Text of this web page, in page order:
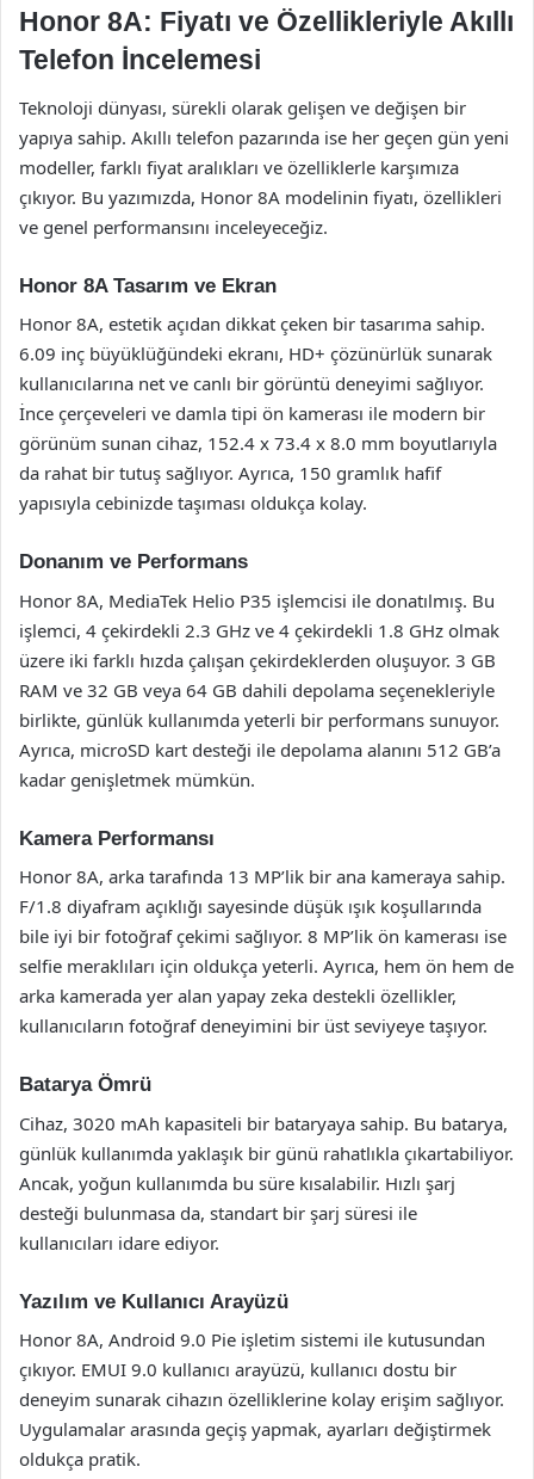
Honor 8A: Fiyatı ve Özellikleriyle Akıllı
Telefon İncelemesi
Teknoloji dünyası, sürekli olarak gelişen ve değişen bir
yapıya sahip. Akıllı telefon pazarında ise her geçen gün yeni
modeller, farklı fiyat aralıkları ve özelliklerle karşımıza
çıkıyor. Bu yazımızda, Honor 8A modelinin fiyatı, özellikleri
ve genel performansını inceleyeceğiz.
Honor 8A Tasarım ve Ekran
Honor 8A, estetik açıdan dikkat çeken bir tasarıma sahip.
6.09 inç büyüklüğündeki ekranı, HD+ çözünürlük sunarak
kullanıcılarına net ve canlı bir görüntü deneyimi sağlıyor.
İnce çerçeveleri ve damla tipi ön kamerası ile modern bir
görünüm sunan cihaz, 152.4 x 73.4 x 8.0 mm boyutlarıyla
da rahat bir tutuş sağlıyor. Ayrıca, 150 gramlık hafif
yapısıyla cebinizde taşıması oldukça kolay.
Donanım ve Performans
Honor 8A, MediaTek Helio P35 işlemcisi ile donatılmış. Bu
işlemci, 4 çekirdekli 2.3 GHz ve 4 çekirdekli 1.8 GHz olmak
üzere iki farklı hızda çalışan çekirdeklerden oluşuyor. 3 GB
RAM ve 32 GB veya 64 GB dahili depolama seçenekleriyle
birlikte, günlük kullanımda yeterli bir performans sunuyor.
Ayrıca, microSD kart desteği ile depolama alanını 512 GB’a
kadar genişletmek mümkün.
Kamera Performansı
Honor 8A, arka tarafında 13 MP’lik bir ana kameraya sahip.
F/1.8 diyafram açıklığı sayesinde düşük ışık koşullarında
bile iyi bir fotoğraf çekimi sağlıyor. 8 MP’lik ön kamerası ise
selfie meraklıları için oldukça yeterli. Ayrıca, hem ön hem de
arka kamerada yer alan yapay zeka destekli özellikler,
kullanıcıların fotoğraf deneyimini bir üst seviyeye taşıyor.
Batarya Ömrü
Cihaz, 3020 mAh kapasiteli bir bataryaya sahip. Bu batarya,
günlük kullanımda yaklaşık bir günü rahatlıkla çıkartabiliyor.
Ancak, yoğun kullanımda bu süre kısalabilir. Hızlı şarj
desteği bulunmasa da, standart bir şarj süresi ile
kullanıcıları idare ediyor.
Yazılım ve Kullanıcı Arayüzü
Honor 8A, Android 9.0 Pie işletim sistemi ile kutusundan
çıkıyor. EMUI 9.0 kullanıcı arayüzü, kullanıcı dostu bir
deneyim sunarak cihazın özelliklerine kolay erişim sağlıyor.
Uygulamalar arasında geçiş yapmak, ayarları değiştirmek
oldukça pratik.